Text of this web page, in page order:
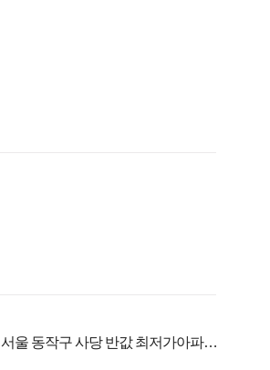
서울 동작구 사당 반값 최저가아파트